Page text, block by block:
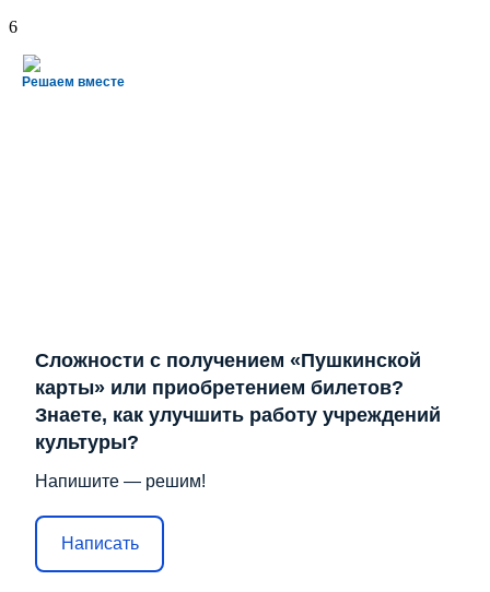
6
Решаем вместе
Сложности с получением «Пушкинской
карты» или приобретением билетов?
Знаете, как улучшить работу учреждений
культуры?
Напишите — решим!
Написать